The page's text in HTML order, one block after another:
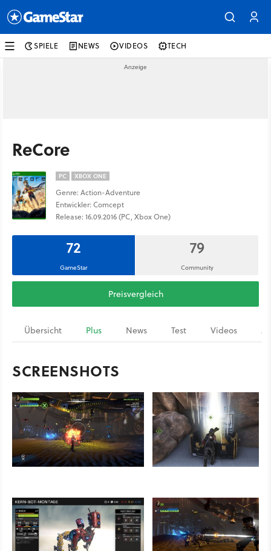
SPIELE NEWS VIDEOS TECH
ReCore
PC XBOX ONE
Genre: Action-Adventure
Entwickler: Comcept
Release: 16.09.2016 (PC, Xbox One)
72
GameStar
79
Community
Preisvergleich
Übersicht Plus News Test Videos
SCREENSHOTS